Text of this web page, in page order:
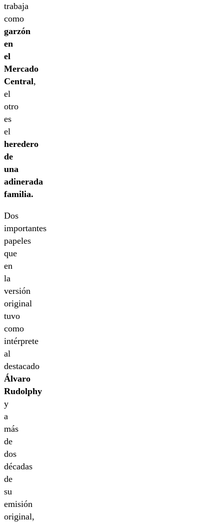
trabaja
como
garzón
en
el
Mercado
Central,
el
otro
es
el
heredero
de
una
adinerada
familia.
Dos
importantes
papeles
que
en
la
versión
original
tuvo
como
intérprete
al
destacado
Álvaro
Rudolphy
y
a
más
de
dos
décadas
de
su
emisión
original,